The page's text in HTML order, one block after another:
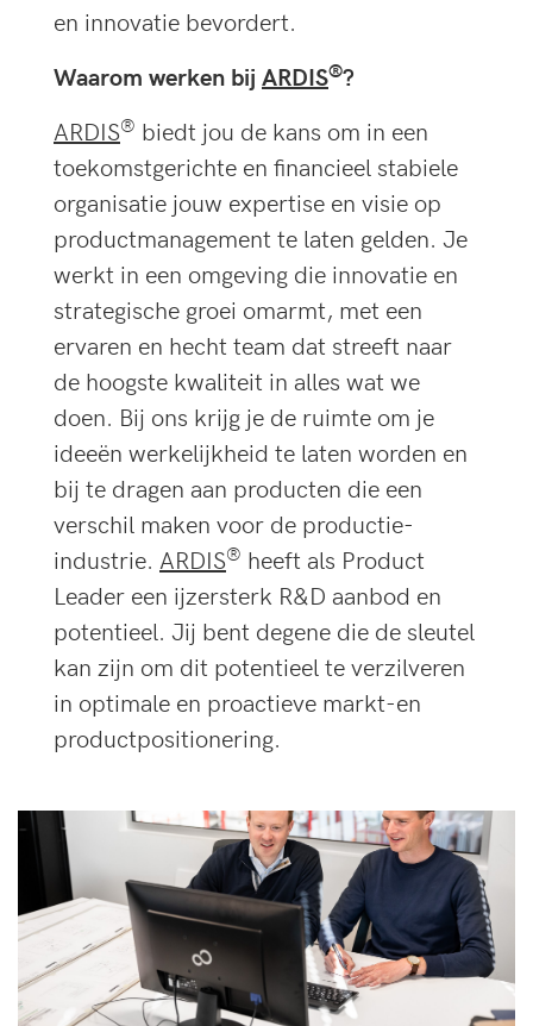
en innovatie bevordert.
Waarom werken bij ARDIS®?
ARDIS® biedt jou de kans om in een
toekomstgerichte en financieel stabiele
organisatie jouw expertise en visie op
productmanagement te laten gelden. Je
werkt in een omgeving die innovatie en
strategische groei omarmt, met een
ervaren en hecht team dat streeft naar
de hoogste kwaliteit in alles wat we
doen. Bij ons krijg je de ruimte om je
ideeën werkelijkheid te laten worden en
bij te dragen aan producten die een
verschil maken voor de productie-
industrie. ARDIS® heeft als Product
Leader een ijzersterk R&D aanbod en
potentieel. Jij bent degene die de sleutel
kan zijn om dit potentieel te verzilveren
in optimale en proactieve markt-en
productpositionering.